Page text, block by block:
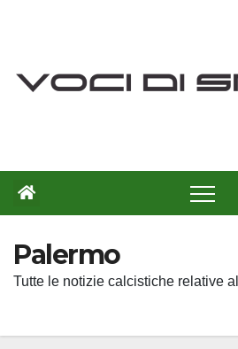
Palermo
Tutte le notizie calcistiche relative